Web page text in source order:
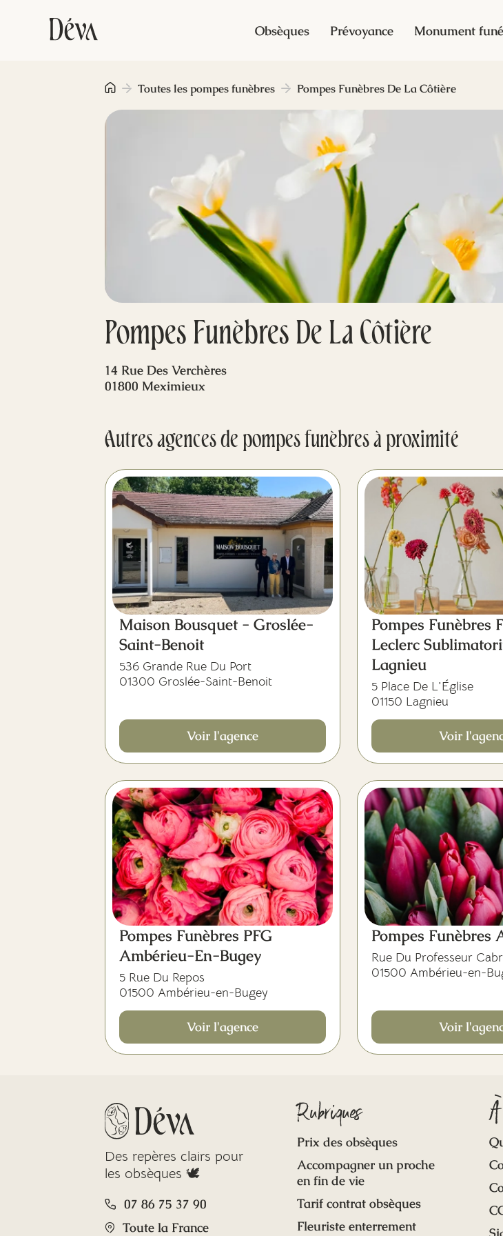
Obsèques Prévoyance Monument
Pompes Funèbres De La Côtière
Toutes les pompes funèbres Pompes Funèbres De La Côtière
14 Rue Des Verchères
01800 Meximieux
Autres agences de pompes funèbres à proximité
Maison Bousquet - Groslée-
Saint-Benoit
536 Grande Rue Du Port
01300 Groslée-Saint-Benoit
Voir l'agence
Pompes Funèbres
Leclerc
Lagnieu
5 Place De L'Église
01150 Lagnieu
Voir
Pompes Funèbres PFG
Ambérieu-En-Bugey
5 Rue Du Repos
01500 Ambérieu-en-Bugey
Voir l'agence
Pompes Funèbres
Rue Du Professeur
01500 Ambérieu-en-
Voir
Des repères clairs pour
les obsèques 🕊️
07 86 75 37 90
Toute la France
Rubriques
Prix des obsèques
Accompagner un proche
en fin de vie
Tarif contrat obsèques
Fleuriste enterrement